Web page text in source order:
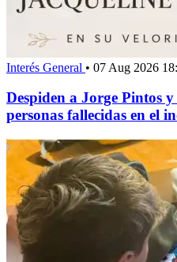
Interés General • 07 Aug 2026
Despiden a Jorge Pintos
personas fallecidas en el